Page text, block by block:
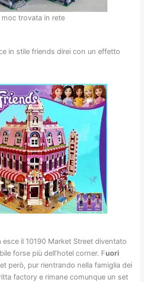
moc trovata in rete
in stile friends direi con un effetto
il 10190 Market Street diventato
forse più dell’hotel corner. Fuori
però, pur rientrando nella famiglia dei
factory e rimane comunque un set